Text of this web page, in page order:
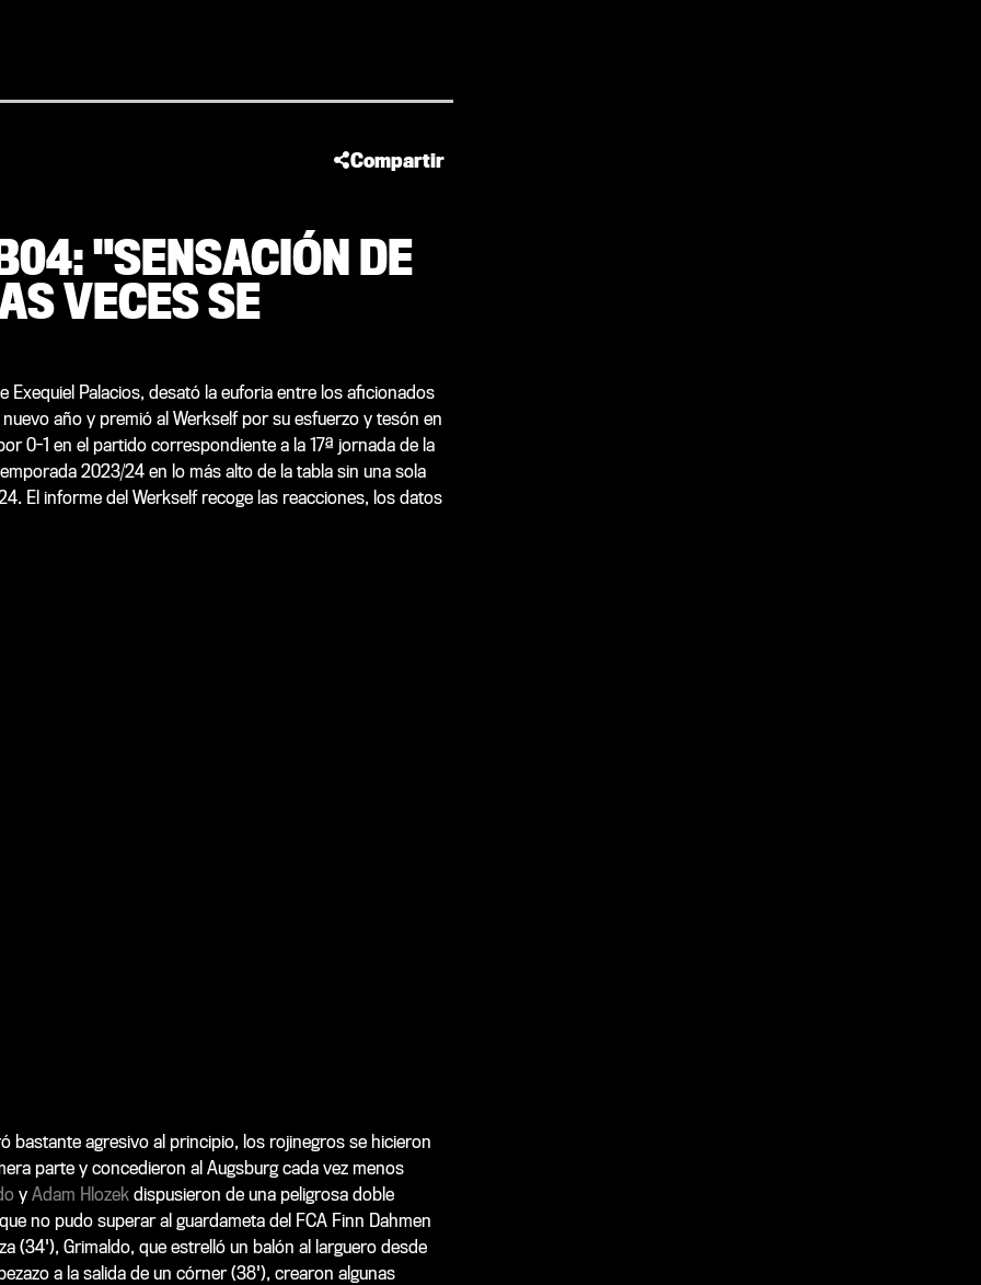
Compartir
"SENSACIÓN DE
VECES SE
Palacios, desató la euforia entre los aficionados
año y premió al Werkself por su esfuerzo y tesón en
0-1 en el partido correspondiente a la 17ª jornada de la
2023/24 en lo más alto de la tabla sin una sola
El informe del Werkself recoge las reacciones, los datos
bastante agresivo al principio, los rojinegros se hicieron
parte y concedieron al Augsburg cada vez menos
y Adam Hlozekdispusieron de una peligrosa doble
no pudo superar al guardameta del FCA Finn Dahmen
(34'), Grimaldo, que estrelló un balón al larguero desde
a la salida de un córner (38'), crearon algunas